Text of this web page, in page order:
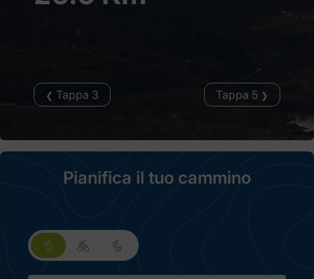
❮ Tappa 3 Tappa 5 ❯
Pianifica il tuo cammino